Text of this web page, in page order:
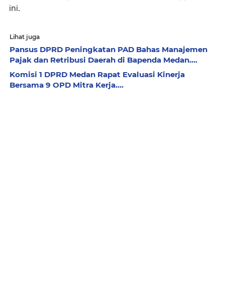
ini.
Lihat juga
Pansus DPRD Peningkatan PAD Bahas Manajemen
Pajak dan Retribusi Daerah di Bapenda Medan....
Komisi 1 DPRD Medan Rapat Evaluasi Kinerja
Bersama 9 OPD Mitra Kerja....